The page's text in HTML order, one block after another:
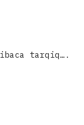
tarqiq….